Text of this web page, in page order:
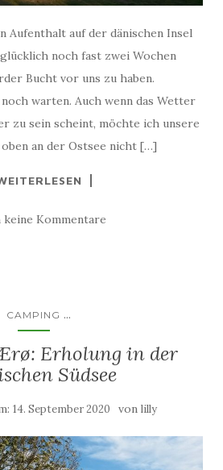
Aufenthalt auf der dänischen Insel
noch fast zwei Wochen
Bucht vor uns zu haben.
warten. Auch wenn das Wetter
zu sein scheint, möchte ich unsere
an der Ostsee nicht […]
keine Kommentare
CAMPING ...
Erholung in der
Südsee
14. September 2020 von lilly